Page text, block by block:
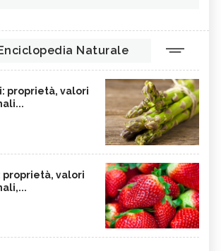
Naturale
proprietà, valori
proprietà, valori